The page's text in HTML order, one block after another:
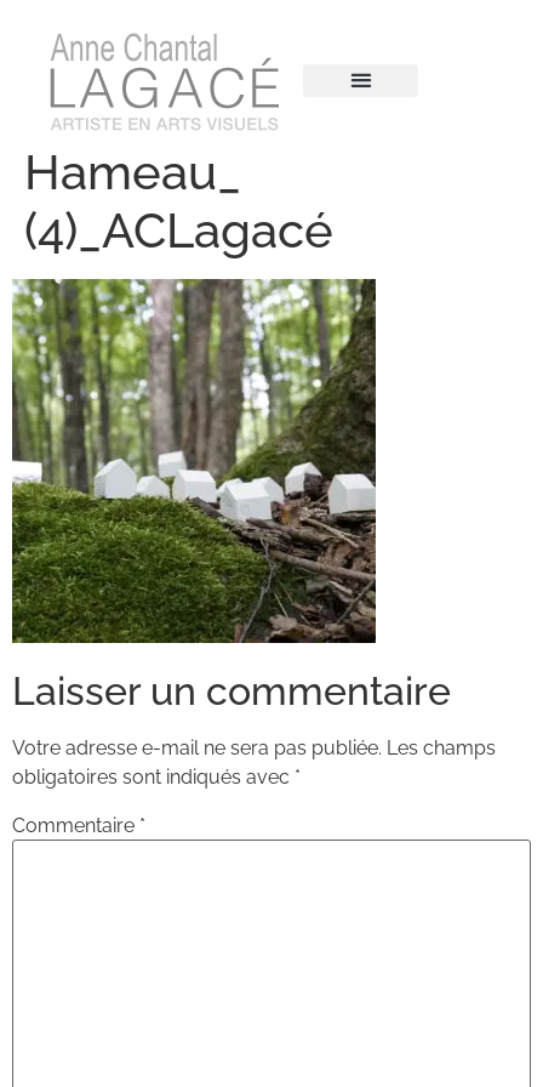
Hameau_
(4)_ACLagacé
Laisser un commentaire
Votre adresse e-mail ne sera pas publiée. Les champs
obligatoires sont indiqués avec *
Commentaire *